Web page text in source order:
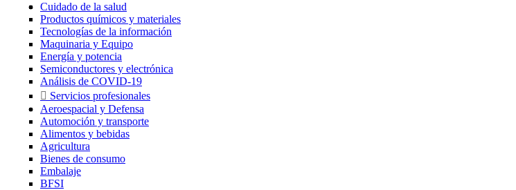
Cuidado de la salud
Productos químicos y materiales
Tecnologías de la información
Maquinaria y Equipo
Energía y potencia
Semiconductores y electrónica
Análisis de COVID-19
Servicios profesionales
Aeroespacial y Defensa
Automoción y transporte
Alimentos y bebidas
Agricultura
Bienes de consumo
Embalaje
BFSI